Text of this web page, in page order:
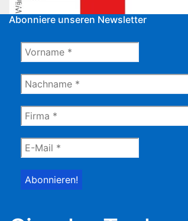
Aug. 5, 2026
Abonniere unseren Newsletter